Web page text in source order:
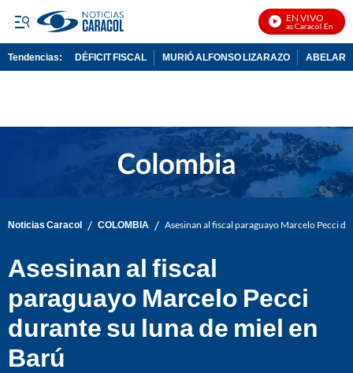
EN VIVO
Noticias Caracol En Vivo
Tendencias: DÉFICIT FISCAL MURIÓ ALFONSO LIZARAZO
Noticias Caracol / COLOMBIA / Asesinan al fiscal paraguayo Marcelo Pecci
Asesinan al fiscal
paraguayo Marcelo Pecci
durante su luna de miel en
Barú